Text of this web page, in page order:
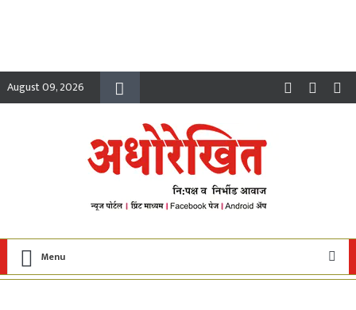
August 09, 2026
Menu